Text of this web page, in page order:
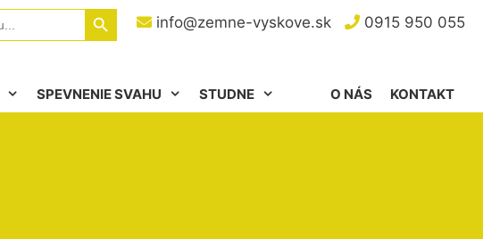
info@zemne-vyskove.sk 0915 950 055
Search Button
SPEVNENIE SVAHU STUDNE KONTAKT
O NÁS